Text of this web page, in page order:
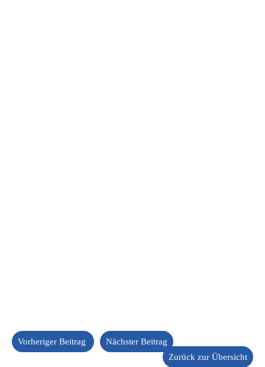
Vorheriger Beitrag
Nächster Beitrag
Zurück zur Übersicht